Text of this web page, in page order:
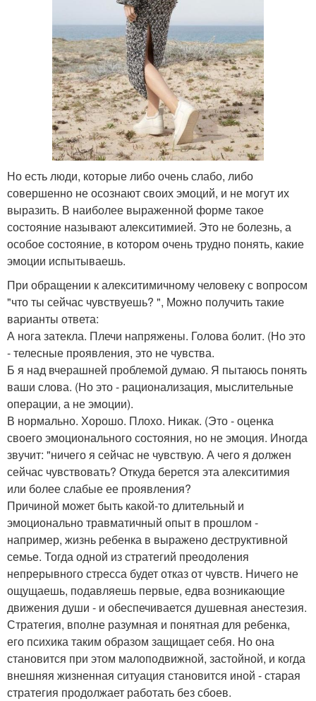
Но есть люди, которые либо очень слабо, либо
совершенно не осознают своих эмоций, и не могут их
выразить. В наиболее выраженной форме такое
состояние называют алекситимией. Это не болезнь, а
особое состояние, в котором очень трудно понять, какие
эмоции испытываешь.
При обращении к алекситимичному человеку с вопросом
"что ты сейчас чувствуешь? ", Можно получить такие
варианты ответа:
А нога затекла. Плечи напряжены. Голова болит. (Но это
- телесные проявления, это не чувства.
Б я над вчерашней проблемой думаю. Я пытаюсь понять
ваши слова. (Но это - рационализация, мыслительные
операции, а не эмоции).
В нормально. Хорошо. Плохо. Никак. (Это - оценка
своего эмоционального состояния, но не эмоция. Иногда
звучит: "ничего я сейчас не чувствую. А чего я должен
сейчас чувствовать? Откуда берется эта алекситимия
или более слабые ее проявления?
Причиной может быть какой-то длительный и
эмоционально травматичный опыт в прошлом -
например, жизнь ребенка в выражено деструктивной
семье. Тогда одной из стратегий преодоления
непрерывного стресса будет отказ от чувств. Ничего не
ощущаешь, подавляешь первые, едва возникающие
движения души - и обеспечивается душевная анестезия.
Стратегия, вполне разумная и понятная для ребенка,
его психика таким образом защищает себя. Но она
становится при этом малоподвижной, застойной, и когда
внешняя жизненная ситуация становится иной - старая
стратегия продолжает работать без сбоев.